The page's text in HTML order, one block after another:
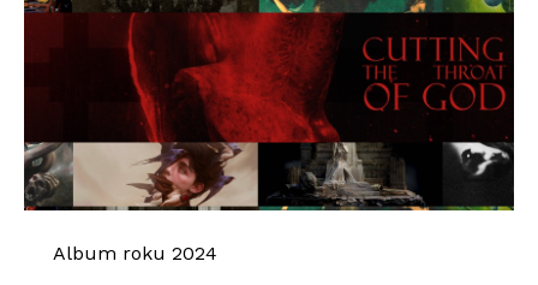
Album roku 2024